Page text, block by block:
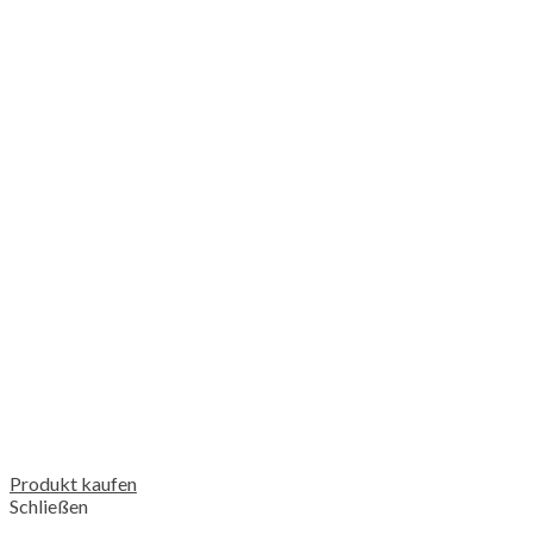
Produkt kaufen
Schließen